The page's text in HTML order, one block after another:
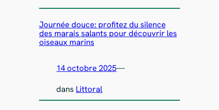
Journée douce: profitez du silence
des marais salants pour découvrir les
oiseaux marins
14 octobre 2025—
dans Littoral